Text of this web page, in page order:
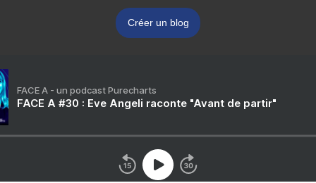
Créer un blog
FACE A - un podcast Purecharts
FACE A #30 : Eve Angeli raconte "Avant de partir"